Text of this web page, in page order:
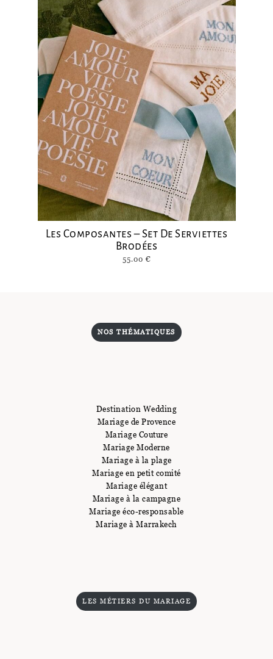
Les Composantes – Set De Serviettes
Brodées
55.00 €
NOS THÉMATIQUES
Destination Wedding
Mariage de Provence
Mariage Couture
Mariage Moderne
Mariage à la plage
Mariage en petit comité
Mariage élégant
Mariage à la campagne
Mariage éco-responsable
Mariage à Marrakech
LES MÉTIERS DU MARIAGE